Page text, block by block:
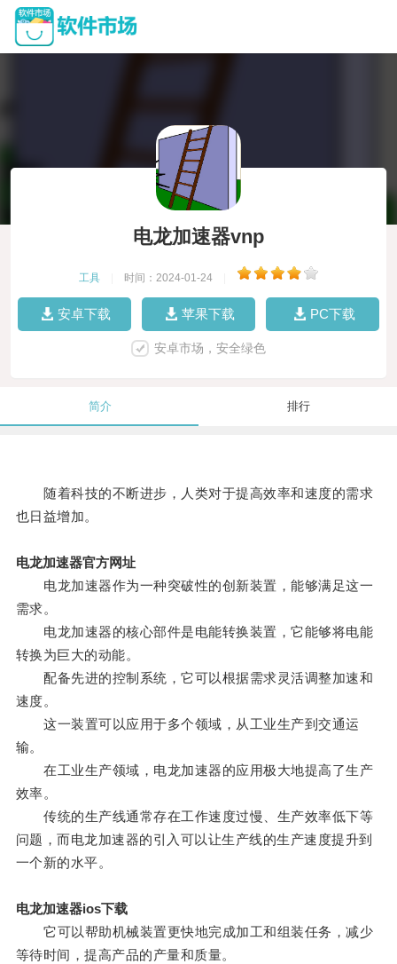
电龙加速器vnp
工具 时间：2024-01-24
安卓下载 苹果下载 PC下载
安卓市场，安全绿色
简介 排行
随着科技的不断进步，人类对于提高效率和速度的需求
也日益增加。
电龙加速器官方网址
电龙加速器作为一种突破性的创新装置，能够满足这一
需求。
电龙加速器的核心部件是电能转换装置，它能够将电能
转换为巨大的动能。
配备先进的控制系统，它可以根据需求灵活调整加速和
速度。
这一装置可以应用于多个领域，从工业生产到交通运
输。
在工业生产领域，电龙加速器的应用极大地提高了生产
效率。
传统的生产线通常存在工作速度过慢、生产效率低下等
问题，而电龙加速器的引入可以让生产线的生产速度提升到
一个新的水平。
电龙加速器ios下载
它可以帮助机械装置更快地完成加工和组装任务，减少
等待时间，提高产品的产量和质量。